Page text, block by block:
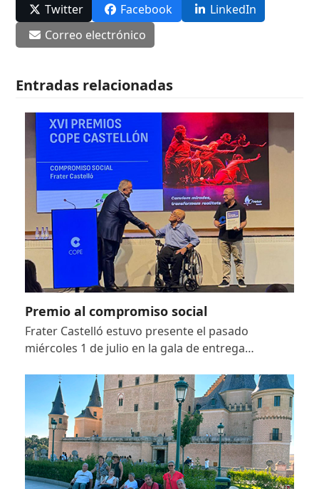
Twitter Facebook
LinkedIn
Correo electrónico
Entradas relacionadas
Premio al compromiso social
Frater Castelló estuvo presente el pasado
miércoles 1 de julio en la gala de entrega…